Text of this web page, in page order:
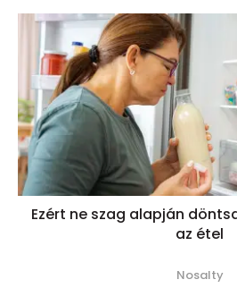
Ezért ne szag alapján
az étel
Nosalty